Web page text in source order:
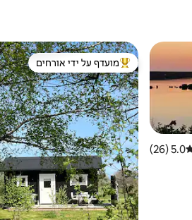
ממוצע של 5.0 מתוך 5, 26 ביקורות
5.0 (26)
מוביל בקרב נכסים מועדפים על
מועדף על ידי אורחים